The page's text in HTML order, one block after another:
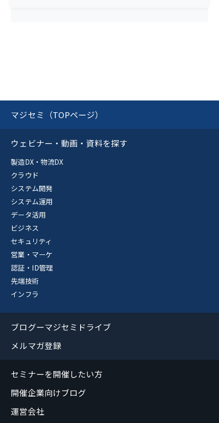
マジセミ（TOPページ）
ウェビナー・動画・資料を探す
製造DX・物流DX
クラウド
システム開発
システム運用
データ活用
ビジネス
セキュリティ
営業・マーケ
認証・ID管理
先端技術
インフラ
ブログーマジセミドライブ
メルマガ登録
セミナーを開催したい方
開催企業向けブログ
運営会社